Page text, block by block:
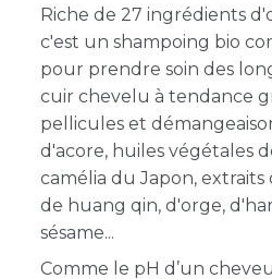
Riche de 27 ingrédients
c'est un shampoing bio
pour prendre soin des
cuir chevelu à tendance
pellicules et
d'acore, huiles végétales
camélia du Japon, extraits
de huang qin, d'orge,
sésame...
Comme le pH d’un